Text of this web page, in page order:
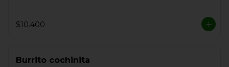
$10.400
Burrito cochinita